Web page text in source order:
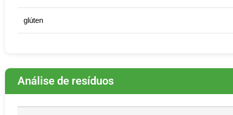
glúten
Análise de resíduos